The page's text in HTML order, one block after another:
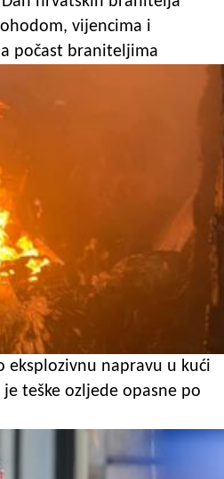
vijencima i
počast braniteljima
eksplozivnu napravu u kući
teške ozljede opasne po